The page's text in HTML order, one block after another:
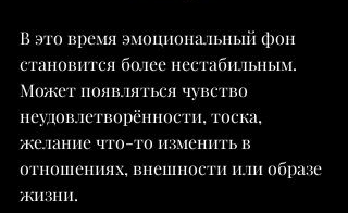
В это время эмоциональный фон
становится более нестабильным.
Может появляться чувство
неудовлетворённости, тоска,
желание что-то изменить в
отношениях, внешности или образе
жизни.